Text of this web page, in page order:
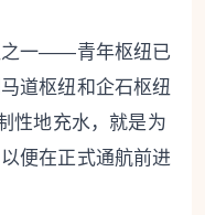
之一——青年枢纽已
道枢纽和企石枢纽
性地充水，就是为
便在正式通航前进